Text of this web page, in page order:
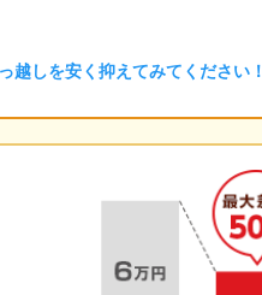
越しを安く抑えてみてください！